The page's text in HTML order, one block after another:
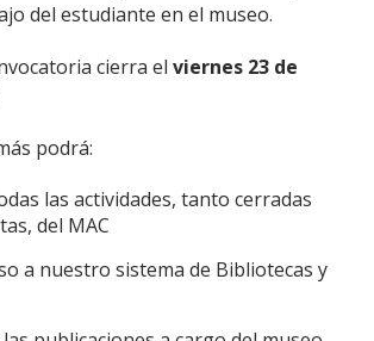
del estudiante en el museo.
cierra el viernes 23 de
podrá:
las actividades, tanto cerradas
del MAC
a nuestro sistema de Bibliotecas y